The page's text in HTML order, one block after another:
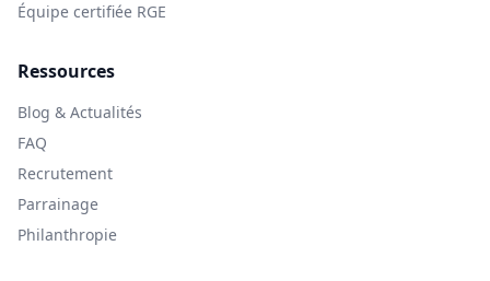
Équipe certifiée RGE
Ressources
Blog & Actualités
FAQ
Recrutement
Parrainage
Philanthropie